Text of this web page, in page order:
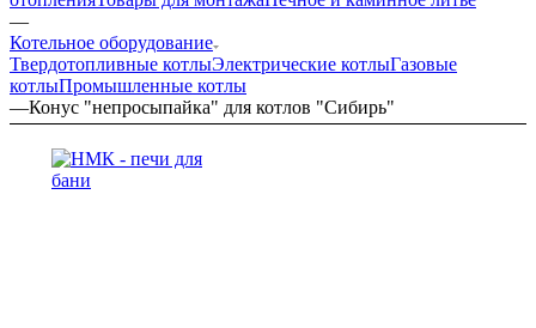
—
Котельное оборудование
Твердотопливные котлыЭлектрические котлыГазовые
котлыПромышленные котлы
—Конус "непросыпайка" для котлов "Сибирь"